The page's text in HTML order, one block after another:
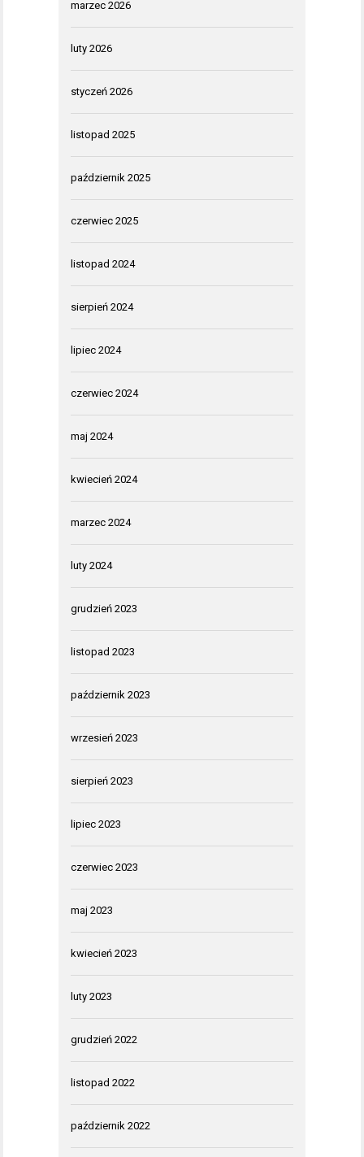
marzec 2026
luty 2026
styczeń 2026
listopad 2025
październik 2025
czerwiec 2025
listopad 2024
sierpień 2024
lipiec 2024
czerwiec 2024
maj 2024
kwiecień 2024
marzec 2024
luty 2024
grudzień 2023
listopad 2023
październik 2023
wrzesień 2023
sierpień 2023
lipiec 2023
czerwiec 2023
maj 2023
kwiecień 2023
luty 2023
grudzień 2022
listopad 2022
październik 2022